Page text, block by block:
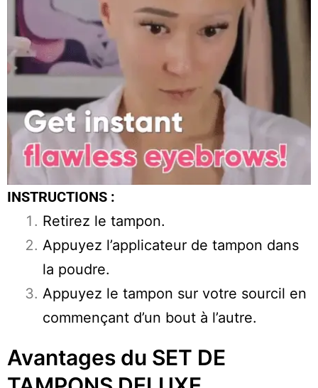
INSTRUCTIONS :
Retirez le tampon.
Appuyez l’applicateur de tampon dans
la poudre.
Appuyez le tampon sur votre sourcil en
commençant d’un bout à l’autre.
Avantages du SET DE